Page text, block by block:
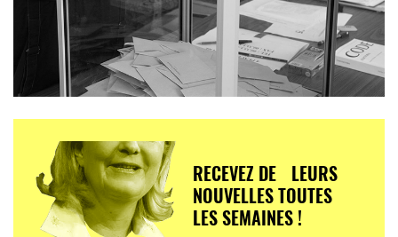
RECEVEZ DE LEURS
NOUVELLES TOUTES
LES SEMAINES !